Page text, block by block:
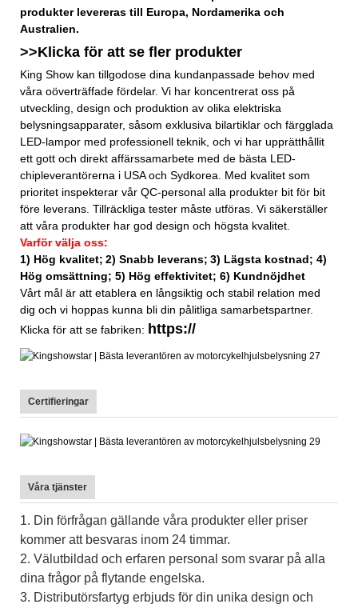
produkter levereras till Europa, Nordamerika och
Australien.
>>Klicka för att se fler produkter
King Show kan tillgodose dina kundanpassade behov med
våra oöverträffade fördelar. Vi har koncentrerat oss på
utveckling, design och produktion av olika elektriska
belysningsapparater, såsom exklusiva bilartiklar och färgglada
LED-lampor med professionell teknik, och vi har upprätthållit
ett gott och direkt affärssamarbete med de bästa LED-
chipleverantörerna i USA och Sydkorea. Med kvalitet som
prioritet inspekterar vår QC-personal alla produkter bit för bit
före leverans. Tillräckliga tester måste utföras. Vi säkerställer
att våra produkter har god design och högsta kvalitet.
Varför välja oss:
1) Hög kvalitet; 2) Snabb leverans; 3) Lägsta kostnad; 4)
Hög omsättning; 5) Hög effektivitet; 6) Kundnöjdhet
Vårt mål är att etablera en långsiktig och stabil relation med
dig och vi hoppas kunna bli din pålitliga samarbetspartner.
Klicka för att se fabriken: https://
Certifieringar
Våra tjänster
1. Din förfrågan gällande våra produkter eller priser
kommer att besvaras inom 24 timmar.
2. Välutbildad och erfaren personal som svarar på alla
dina frågor på flytande engelska.
3. Distributörsfartyg erbjuds för din unika design och